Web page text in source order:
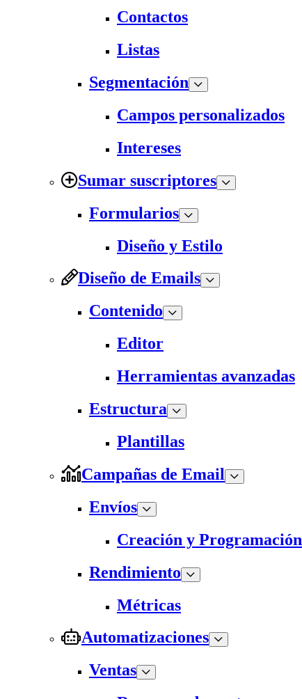
Contactos
Listas
Segmentación
Campos personalizados
Intereses
Sumar suscriptores
Formularios
Diseño y Estilo
Diseño de Emails
Contenido
Editor
Herramientas avanzadas
Estructura
Plantillas
Campañas de Email
Envíos
Creación y Programación
Rendimiento
Métricas
Automatizaciones
Ventas